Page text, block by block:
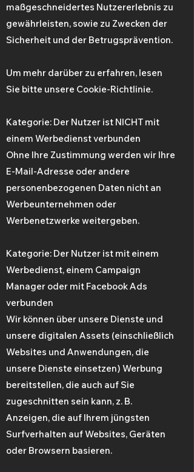
maßgeschneidertes Nutzererlebnis zu
gewährleisten, sowie zu Zwecken der
Sicherheit und der Betrugsprävention.
Um mehr darüber zu erfahren, lesen
Sie bitte unsere Cookie-Richtlinie.
Kategorie: Der Nutzer ist NICHT mit
einem Werbedienst verbunden
Ohne Ihre Zustimmung werden wir Ihre
E-Mail-Adresse oder andere
personenbezogenen Daten nicht an
Werbeunternehmen oder
Werbenetzwerke weitergeben.
Kategorie: Der Nutzer ist mit einem
Werbedienst, einem Campaign
Manager oder mit Facebook Ads
verbunden
Wir können über unsere Dienste und
unsere digitalen Assets (einschließlich
Websites und Anwendungen, die
unsere Dienste einsetzen) Werbung
bereitstellen, die auch auf Sie
zugeschnitten sein kann, z. B.
Anzeigen, die auf Ihrem jüngsten
Surfverhalten auf Websites, Geräten
oder Browsern basieren.